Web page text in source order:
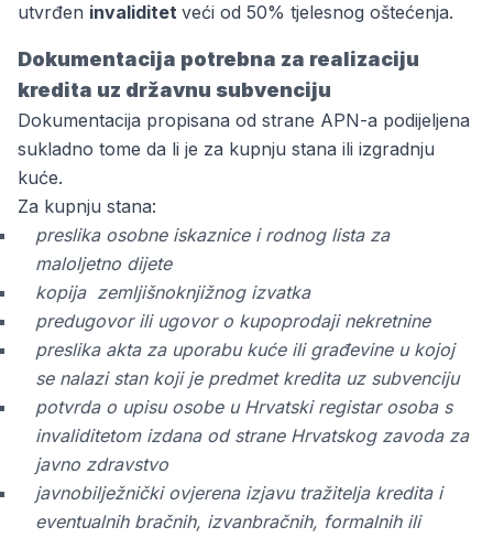
utvrđen invaliditet veći od 50% tjelesnog oštećenja.
Dokumentacija potrebna za realizaciju
kredita uz državnu subvenciju
Dokumentacija propisana od strane APN-a podijeljena
sukladno tome da li je za kupnju stana ili izgradnju
kuće.
Za kupnju stana:
preslika osobne iskaznice i rodnog lista za
maloljetno dijete
kopija zemljišnoknjižnog izvatka
predugovor ili ugovor o kupoprodaji nekretnine
preslika akta za uporabu kuće ili građevine u kojoj
se nalazi stan koji je predmet kredita uz subvenciju
potvrda o upisu osobe u Hrvatski registar osoba s
invaliditetom izdana od strane Hrvatskog zavoda za
javno zdravstvo
javnobilježnički ovjerena izjavu tražitelja kredita i
eventualnih bračnih, izvanbračnih, formalnih ili